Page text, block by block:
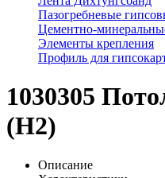
Пазогребневые
Цементно-
Элементы крепления
Профиль для
1030305
(H2)
Описание